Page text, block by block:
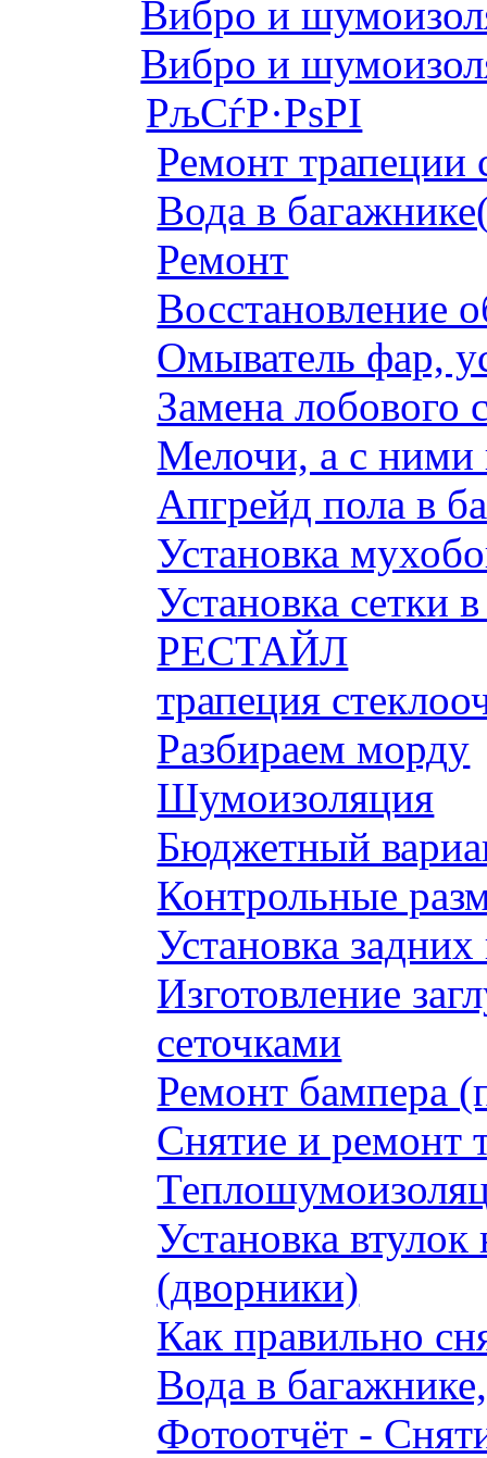
Вибро и
Вибро и
РљСѓР·РѕРІ
Ремонт трапеции
Вода в
Ремонт
Восстановление
Омыватель фар,
Замена лобового
Мелочи, а с ними
Апгрейд пола в
Установка
Установка сетки
РЕСТАЙЛ
трапеция
Разбираем морду
Шумоизоляция
Бюджетный
Контрольные
Установка
Изготовление
сеточками
Ремонт бампера
Снятие и ремонт
Установка втулок
(дворники)
Как правильно
Вода в
Фотоотчёт -